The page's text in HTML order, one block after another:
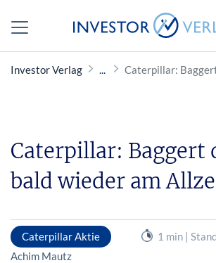
Investor Verlag Caterpillar:
Caterpillar: Baggert
bald wieder am
Caterpillar Aktie
1 min |
Achim Mautz